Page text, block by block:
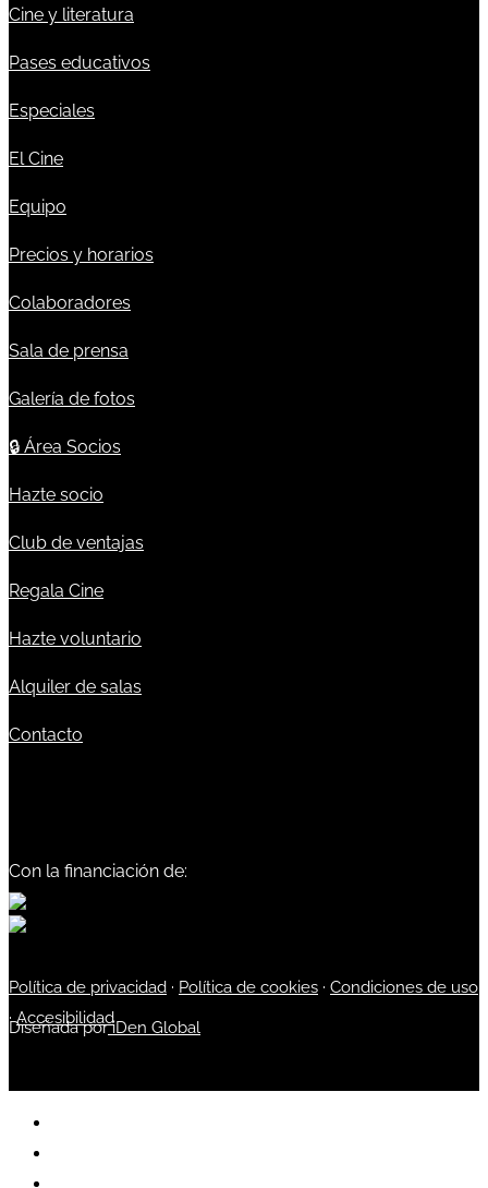
Cine y literatura
Pases educativos
Especiales
El Cine
Equipo
Precios y horarios
Colaboradores
Sala de prensa
Galería de fotos
🔒 Área Socios
Hazte socio
Club de ventajas
Regala Cine
Hazte voluntario
Alquiler de salas
Contacto
Con la financiación de:
Política de privacidad · Política de cookies · Condiciones de uso
·Accesibilidad
Diseñada poriDen Global